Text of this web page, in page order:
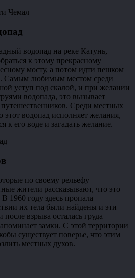
водопад на реке Катунь,
к этому прекрасному
мосту, а потом идти пешком
Самым любимым местом среди
уступ под скалой, и при желании
водопада, это вызывает
Среди местных
этот водопад исполняет желания,
к его воде и загадать желание.
по своему рельефу
жители рассказывают, что это
1960 году здесь пропала
их тела были найдены и эти
взрыва осталась груда
замки. С этой территории
существует поверье, что этим
местных духов.